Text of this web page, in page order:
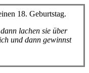
18. Geburtstag.
lachen sie über
und dann gewinnst